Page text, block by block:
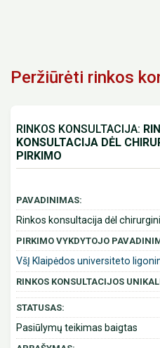
Peržiūrėti rinkos
RINKOS KONSULTACIJA:
KONSULTACIJA DĖL
PIRKIMO
PAVADINIMAS:
Rinkos konsultacija dėl
PIRKIMO VYKDYTOJO
VšĮ Klaipėdos universiteto
RINKOS KONSULTACIJOS
STATUSAS:
Pasiūlymų teikimas baigtas